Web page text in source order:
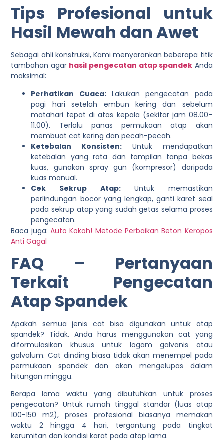
Tips Profesional untuk
Hasil Mewah dan Awet
Sebagai ahli konstruksi, Kami menyarankan beberapa titik
tambahan agar hasil pengecatan atap spandek Anda
maksimal:
Perhatikan Cuaca: Lakukan pengecatan pada
pagi hari setelah embun kering dan sebelum
matahari tepat di atas kepala (sekitar jam 08.00–
11.00). Terlalu panas permukaan atap akan
membuat cat kering dan pecah-pecah.
Ketebalan Konsisten: Untuk mendapatkan
ketebalan yang rata dan tampilan tanpa bekas
kuas, gunakan spray gun (kompresor) daripada
kuas manual.
Cek Sekrup Atap: Untuk memastikan
perlindungan bocor yang lengkap, ganti karet seal
pada sekrup atap yang sudah getas selama proses
pengecatan.
Baca juga:Auto Kokoh! Metode Perbaikan Beton Keropos
Anti Gagal
FAQ – Pertanyaan
Terkait Pengecatan
Atap Spandek
Apakah semua jenis cat bisa digunakan untuk atap
spandek? Tidak. Anda harus menggunakan cat yang
diformulasikan khusus untuk logam galvanis atau
galvalum. Cat dinding biasa tidak akan menempel pada
permukaan spandek dan akan mengelupas dalam
hitungan minggu.
Berapa lama waktu yang dibutuhkan untuk proses
pengecatan? Untuk rumah tinggal standar (luas atap
100-150 m2), proses profesional biasanya memakan
waktu 2 hingga 4 hari, tergantung pada tingkat
kerumitan dan kondisi karat pada atap lama.